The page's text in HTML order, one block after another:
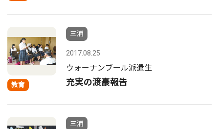
教育
三浦
2017.08.25
ウォーナンブール派遣生
充実の渡豪報告
三浦